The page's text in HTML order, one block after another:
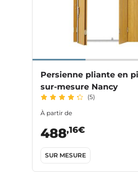
Persienne pliante en
sur-mesure Nancy
(5)
À partir de
488,16€
SUR MESURE